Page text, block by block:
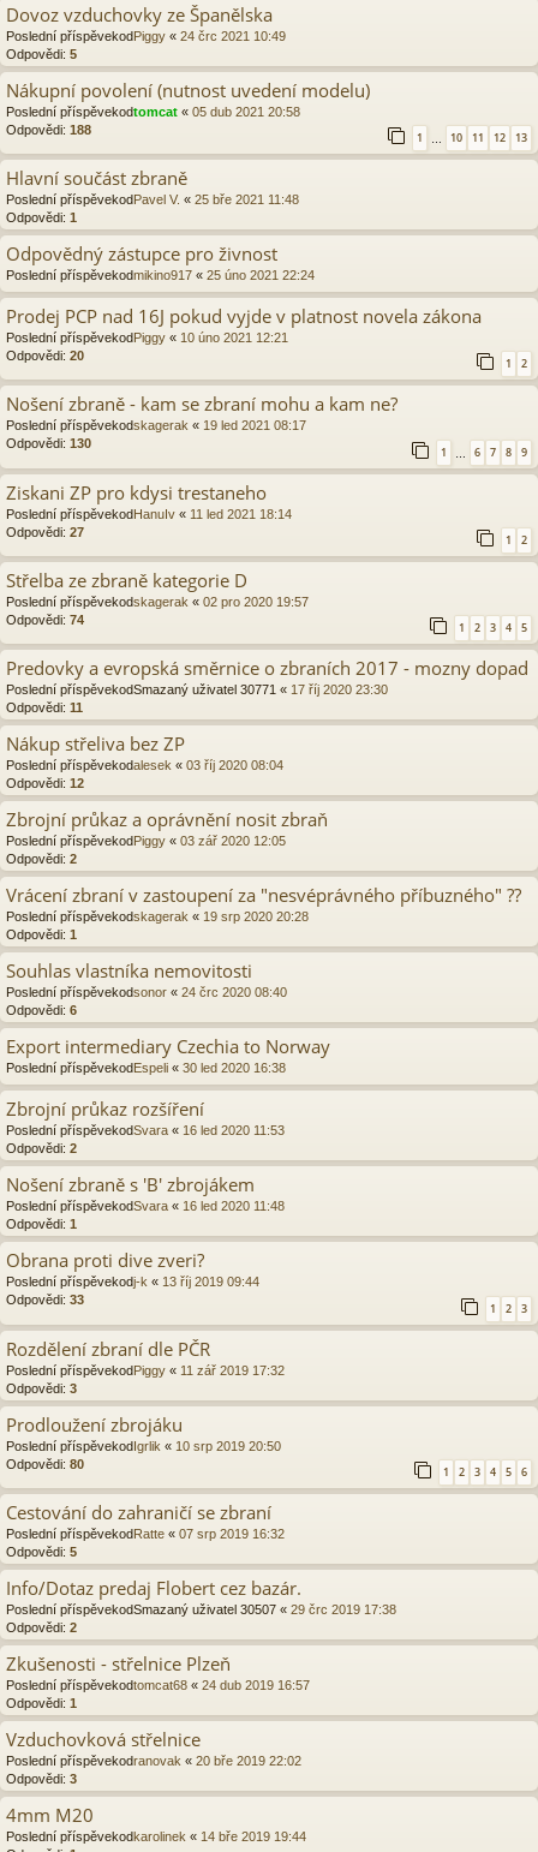
Dovoz vzduchovky ze Španělska
Poslední příspěvekodPiggy « 24 črc 2021 10:49
Odpovědi: 5
Nákupní povolení (nutnost uvedení modelu)
Poslední příspěvekodtomcat « 05 dub 2021 20:58
Odpovědi: 188
1 … 10 11 12 13
Hlavní součást zbraně
Poslední příspěvekodPavel V. « 25 bře 2021 11:48
Odpovědi: 1
Odpovědný zástupce pro živnost
Poslední příspěvekodmikino917 « 25 úno 2021 22:24
Prodej PCP nad 16J pokud vyjde v platnost novela zákona
Poslední příspěvekodPiggy « 10 úno 2021 12:21
Odpovědi: 20
1 2
Nošení zbraně - kam se zbraní mohu a kam ne?
Poslední příspěvekodskagerak « 19 led 2021 08:17
Odpovědi: 130
1 6 7 8 9
Ziskani ZP pro kdysi trestaneho
Poslední příspěvekodHanuIv « 11 led 2021 18:14
Odpovědi: 27
1 2
Střelba ze zbraně kategorie D
Poslední příspěvekodskagerak « 02 pro 2020 19:57
Odpovědi: 74
1 2 3 4 5
Predovky a evropská směrnice o zbraních 2017 - mozny dopad
Poslední příspěvekodSmazaný uživatel 30771 « 17 říj 2020 23:30
Odpovědi: 11
Nákup střeliva bez ZP
Poslední příspěvekodalesek « 03 říj 2020 08:04
Odpovědi: 12
Zbrojní průkaz a oprávnění nosit zbraň
Poslední příspěvekod Piggy « 03 zář 2020 12:05
Odpovědi: 2
Vrácení zbraní v zastoupení za "nesvéprávného příbuzného" ??
Poslední příspěvekodskagerak « 19 srp 2020 20:28
Odpovědi: 1
Souhlas vlastníka nemovitosti
Poslední příspěvekodsonor « 24 črc 2020 08:40
Odpovědi: 6
Export intermediary Czechia to Norway
Poslední příspěvekod Espeli « 30 led 2020 16:38
Zbrojní průkaz rozšíření
Poslední příspěvekodSvara « 16 led 2020 11:53
Odpovědi: 2
Nošení zbraně s 'B' zbrojákem
Poslední příspěvekodSvara « 16 led 2020 11:48
Odpovědi: 1
Obrana proti dive zveri?
Poslední příspěvekodj-k « 13 říj 2019 09:44
Odpovědi: 33
1 2 3
Rozdělení zbraní dle PČR
Poslední příspěvekodPiggy « 11 zář 2019 17:32
Odpovědi: 3
Prodloužení zbrojáku
Poslední příspěvekodIgrlik « 10 srp 2019 20:50
Odpovědi: 80
1 2 3 4 5 6
Cestování do zahraničí se zbraní
Poslední příspěvekodRatte « 07 srp 2019 16:32
Odpovědi: 5
Info/Dotaz predaj Flobert cez bazár.
Poslední příspěvekodSmazaný uživatel 30507 « 29 črc 2019 17:38
Odpovědi: 2
Zkušenosti - střelnice Plzeň
Poslední příspěvekodtomcat68 « 24 dub 2019 16:57
Odpovědi: 1
Vzduchovková střelnice
Poslední příspěvekodranovak « 20 bře 2019 22:02
Odpovědi: 3
4mm M20
Poslední příspěvekodkarolinek « 14 bře 2019 19:44